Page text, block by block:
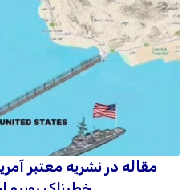
مقاله در نشریه معتبر